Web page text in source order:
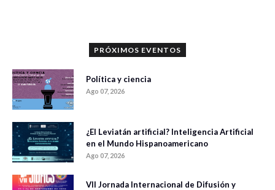
PRÓXIMOS EVENTOS
Política y ciencia
Ago 07, 2026
¿El Leviatán artificial? Inteligencia Artificial
en el Mundo Hispanoamericano
Ago 07, 2026
VII Jornada Internacional de Difusión y